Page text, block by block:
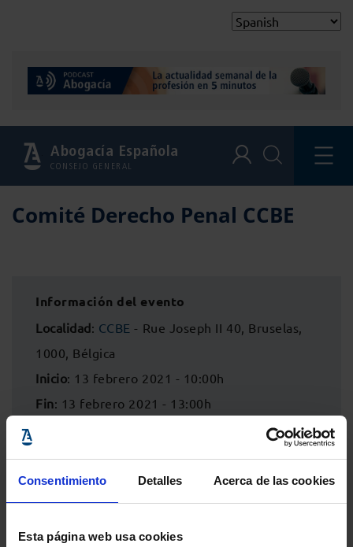
Consentimiento Detalles Acerca de las cookies
Esta página web usa cookies
Abogacía Española
CONSEJO GENERAL
Comité Derecho Penal CCBE
Información del evento
Localidad: CCBE - Rue Joseph II 40, Bruselas,
1000, Bélgica
Inicio: 13 febrero 2021 - 10:00h
Fin: 13 febrero 2021 - 13:00h